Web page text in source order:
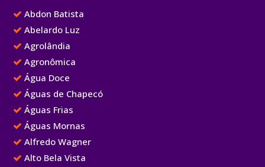
Abdon Batista
Abelardo Luz
Agrolândia
Agronômica
Água Doce
Águas de Chapecó
Águas Frias
Águas Mornas
Alfredo Wagner
Alto Bela Vista